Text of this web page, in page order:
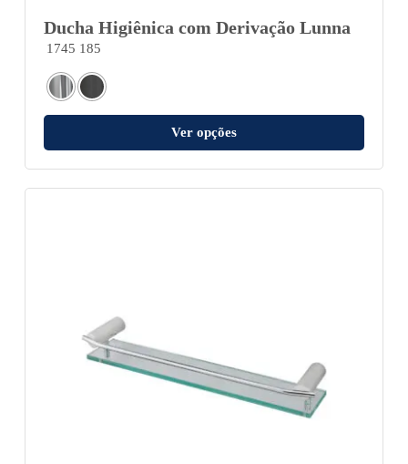
Ducha Higiênica com Derivação Lunna
1745 185
Ver opções